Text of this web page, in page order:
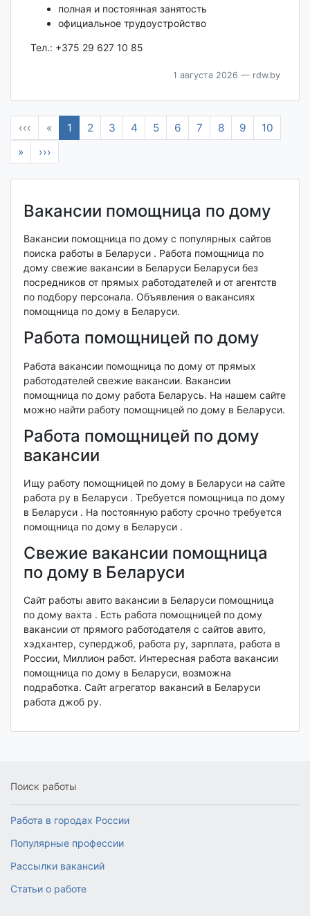
полная и постоянная занятость
официальное трудоустройство
Тел.: +375 29 627 10 85
1 августа 2026 — rdw.by
‹‹‹ « 1 2 3 4 5 6 7 8 9
10
»
›››
Вакансии помощница по дому
Вакансии помощница по дому с популярных сайтов
поиска работы в Беларуси . Работа помощница по
дому свежие вакансии в Беларуси Беларуси без
посредников от прямых работодателей и от агентств
по подбору персонала. Объявления о вакансиях
помощница по дому в Беларуси.
Работа помощницей по дому
Работа вакансии помощница по дому от прямых
работодателей свежие вакансии. Вакансии
помощница по дому работа Беларусь. На нашем сайте
можно найти работу помощницей по дому в Беларуси.
Работа помощницей по дому
вакансии
Ищу работу помощницей по дому в Беларуси на сайте
работа ру в Беларуси . Требуется помощница по дому
в Беларуси . На постоянную работу срочно требуется
помощница по дому в Беларуси .
Свежие вакансии помощница
по дому в Беларуси
Сайт работы авито вакансии в Беларуси помощница
по дому вахта . Есть работа помощницей по дому
вакансии от прямого работодателя с сайтов авито,
хэдхантер, суперджоб, работа ру, зарплата, работа в
России, Миллион работ. Интересная работа вакансии
помощница по дому в Беларуси, возможна
подработка. Сайт агрегатор вакансий в Беларуси
работа джоб ру.
Поиск работы
Работа в городах России
Популярные профессии
Рассылки вакансий
Статьи о работе